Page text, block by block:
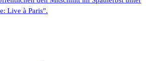
Live à Paris".